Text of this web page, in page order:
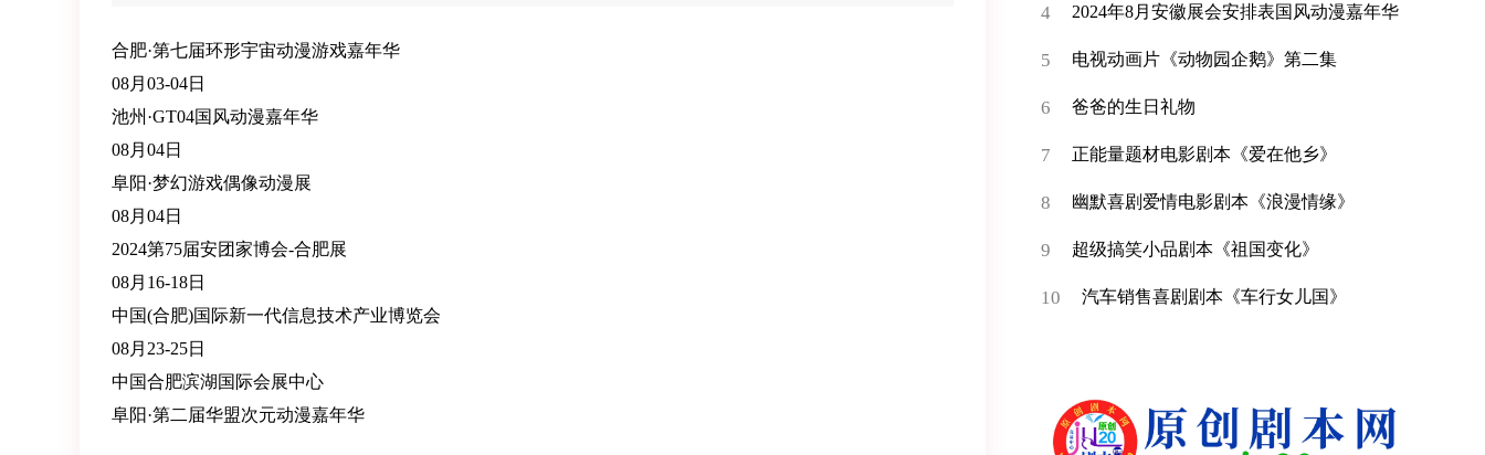
合肥·第七届环形宇宙动漫游戏嘉年华
08月03-04日
池州·GT04国风动漫嘉年华
08月04日
阜阳·梦幻游戏偶像动漫展
08月04日
2024第75届安团家博会-合肥展
08月16-18日
中国(合肥)国际新一代信息技术产业博览会
08月23-25日
中国合肥滨湖国际会展中心
阜阳·第二届华盟次元动漫嘉年华
4 2024年8月安徽展会安排表国风动漫嘉年华
5 电视动画片《动物园企鹅》第二集
6 爸爸的生日礼物
7 正能量题材电影剧本《爱在他乡》
8 幽默喜剧爱情电影剧本《浪漫情缘》
9 超级搞笑小品剧本《祖国变化》
10 汽车销售喜剧剧本《车行女儿国》